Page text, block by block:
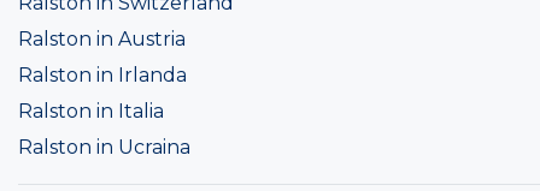
Ralston in Austria
Ralston in Irlanda
Ralston in Italia
Ralston in Ucraina